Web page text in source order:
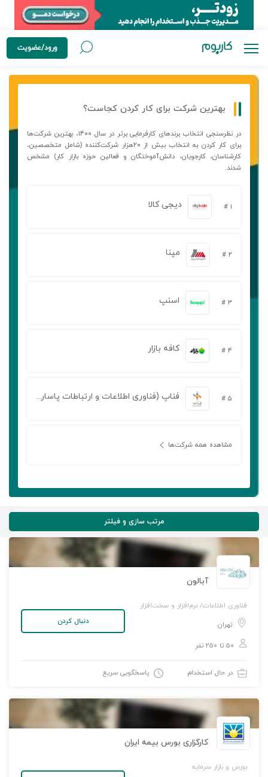
ورود/عضویت
بهترین شرکت برای کار کردن کجاست؟
در نظرسنجی انتخاب برندهای کارفرمایی برتر در سال ۱۴۰۰، بهترین شرکت‌ها
برای کار کردن به انتخاب بیش از ۲۰هزار شرکت‌کننده (شامل متخصصین،
کارشناسان، کارجویان، دانش‌آموختگان و فعالین حوزه بازار کار) مشخص
شدند.
۱ # دیجی کالا
۲ # مپنا
۳ # اسنپ
۴ # کافه بازار
۵ # فناپ (فناوری اطلاعات و ارتباطات پاسارگاد آریان)
مشاهده همه شرکت‌ها
مرتب سازی و فیلتر
آبالون
فناوری اطلاعات/ نرم‌افزار و سخت‌افزار
تهران
۵۰ تا ۲۵۰ نفر
دنبال کردن
در حال استخدام پاسخگویی سریع
کارگزاری بورس بیمه ایران
بورس و بازار سرمایه